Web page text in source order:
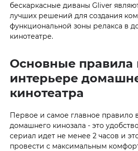
бескаркасные диваны Gliver
лучших решений для создания
функциональной зоны релакса в
кинотеатре.
Основные правила
интерьере
кинотеатра
Первое и самое главное правило
домашнего кинозала - это
сериал идет не менее 2 часов и
провести с максимальным